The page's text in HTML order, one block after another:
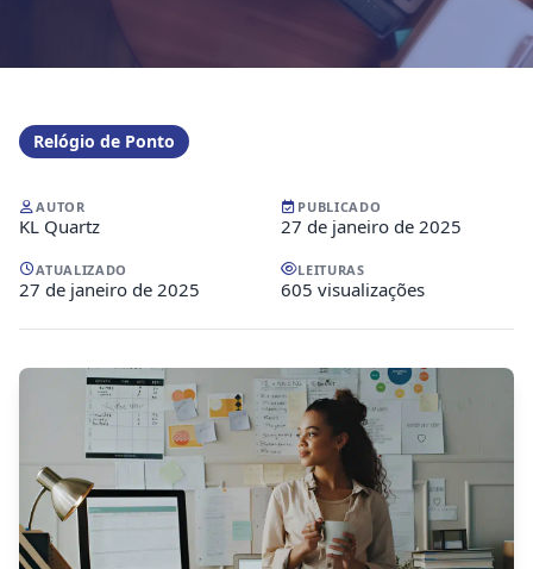
Relógio de Ponto
AUTOR
KL Quartz
PUBLICADO
27 de janeiro de 2025
ATUALIZADO
27 de janeiro de 2025
LEITURAS
605 visualizações